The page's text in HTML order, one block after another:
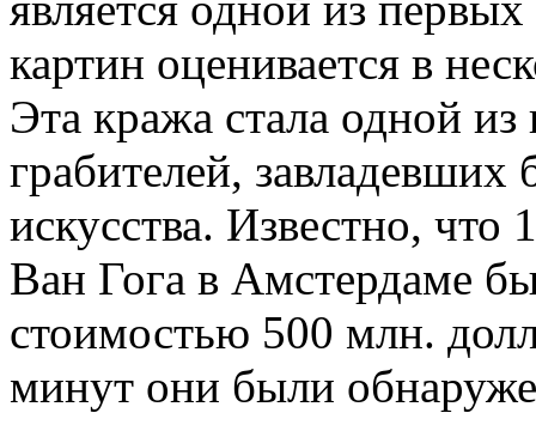
картин оценивается в
Эта кража стала одной
грабителей,
искусства. Известно, что
Ван Гога в Амстердаме
стоимостью 500 млн.
минут они были